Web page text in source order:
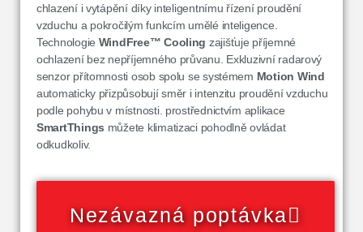
chlazení i vytápění díky inteligentnímu řízení proudění
vzduchu a pokročilým funkcím umělé inteligence.
Technologie WindFree™ Cooling zajišťuje příjemné
ochlazení bez nepříjemného průvanu. Exkluzivní radarový
senzor přítomnosti osob spolu se systémem Motion Wind
automaticky přizpůsobují směr i intenzitu proudění vzduchu
podle pohybu v místnosti. prostřednictvím aplikace
SmartThings můžete klimatizaci pohodlně ovládat
odkudkoliv.
Nezávazná poptávka